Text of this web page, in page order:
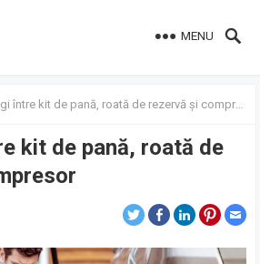
MENU
între kit de pană, roată de rezervă și compresor
kit de pană, roată de